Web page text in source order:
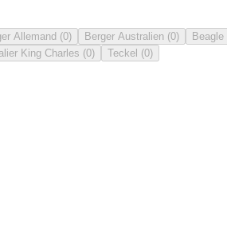
Allemand (0) Berger Australien (0) Beagle
King Charles (0) Teckel (0)